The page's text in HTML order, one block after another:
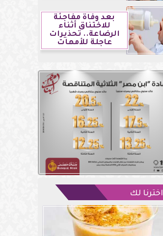
بعد وفاة مفاجئة
للاختناق أثناء
الرضاعة.. تحذيرات
عاجلة للأمهات
اخترنا لك